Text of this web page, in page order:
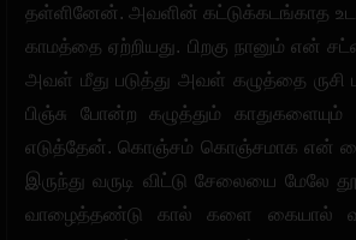
தள்ளினேன். அவளின் கட்டுக்கடங்காத
காமத்தை ஏற்றியது. பிறகு நானும் என்
அவள் மீது படுத்து அவள் கழுத்தை
பிஞ்சு போன்ற கழுத்தும்
எடுத்தேன். கொஞ்சம் கொஞ்சமாக என்
இருந்து வருடி விட்டு சேலையை மேலே
வாழைத்தண்டு கால் களை கையால்